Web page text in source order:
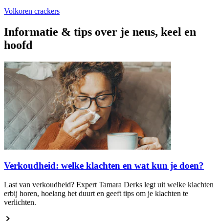
Volkoren crackers
Informatie & tips over je neus, keel en
hoofd
Verkoudheid: welke klachten en wat kun je doen?
Last van verkoudheid? Expert Tamara Derks legt uit welke klachten
erbij horen, hoelang het duurt en geeft tips om je klachten te
verlichten.